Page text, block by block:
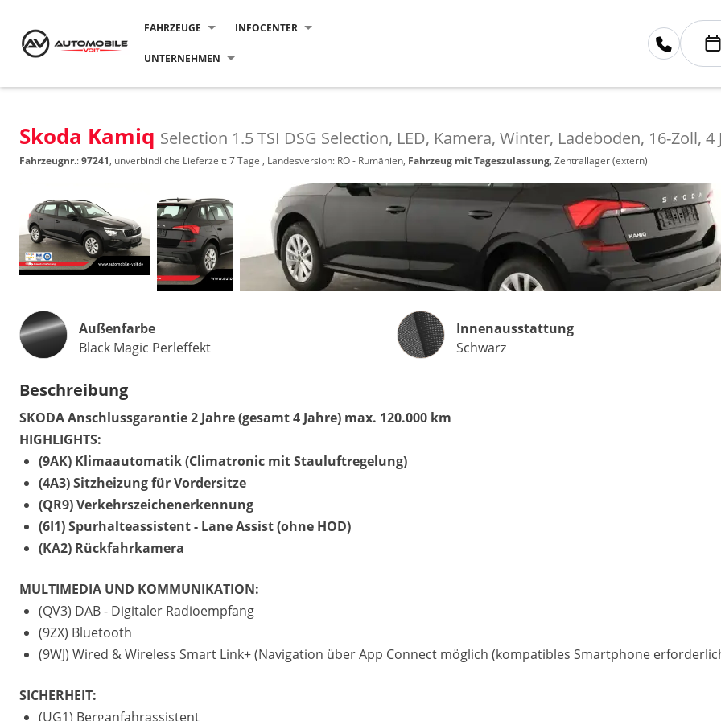
FAHRZEUGE INFOCENTER
UNTERNEHMEN
Skoda Kamiq Selection 1.5 TSI DSG Selection, LED, Kamera, Winter, Ladeboden, 16-Zoll, 4
Fahrzeugnr.:97241, unverbindliche Lieferzeit:7 Tage , Landesversion: RO - Rumänien, Fahrzeug mit Tageszulassung, Zentrallager (extern)
Außenfarbe
Black Magic Perleffekt
InnenausstattungInnenausstattung
Schwarz
Beschreibung
SKODA Anschlussgarantie 2 Jahre (gesamt 4 Jahre) max. 120.000 km
HIGHLIGHTS:
(9AK) Klimaautomatik (Climatronic mit Stauluftregelung)
(4A3) Sitzheizung für Vordersitze
(QR9) Verkehrszeichenerkennung
(6I1) Spurhalteassistent - Lane Assist (ohne HOD)
(KA2) Rückfahrkamera
MULTIMEDIA UND KOMMUNIKATION:
(QV3) DAB - Digitaler Radioempfang
(9ZX) Bluetooth
(9WJ) Wired & Wireless Smart Link+ (Navigation über App Connect möglich (kompatibles Smartphone
SICHERHEIT:
(UG1) Berganfahrassistent